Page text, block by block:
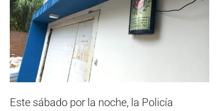
Este sábado por la noche, la Policía